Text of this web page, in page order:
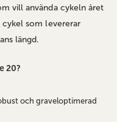
vill använda cykeln året
som levererar
längd.
20?
och graveloptimerad